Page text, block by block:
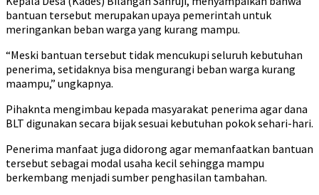
bantuan tersebut merupakan upaya pemerintah untuk
meringankan beban warga yang kurang mampu.
“Meski bantuan tersebut tidak mencukupi seluruh kebutuhan
penerima, setidaknya bisa mengurangi beban warga kurang
maampu,” ungkapnya.
Pihaknta mengimbau kepada masyarakat penerima agar dana
BLT digunakan secara bijak sesuai kebutuhan pokok sehari-hari.
Penerima manfaat juga didorong agar memanfaatkan bantuan
tersebut sebagai modal usaha kecil sehingga mampu
berkembang menjadi sumber penghasilan tambahan.